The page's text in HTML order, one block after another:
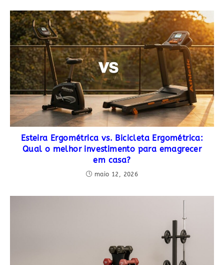
Esteira Ergométrica vs. Bicicleta Ergométrica:
Qual o melhor investimento para emagrecer
em casa?
maio 12, 2026